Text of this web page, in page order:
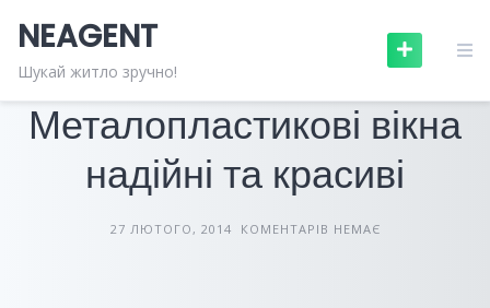
content
NEAGENT
Шукай житло зручно!БУДІВЕЛЬНІ МАТЕРІАЛИ
Металопластикові вікна
надійні та красиві
27 ЛЮТОГО, 2014 КОМЕНТАРІВ НЕМАЄ